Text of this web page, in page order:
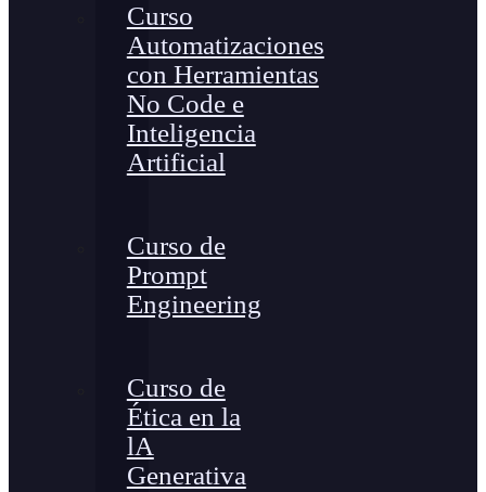
Curso
Automatizaciones
con Herramientas
No Code e
Inteligencia
Artificial
Curso de
Prompt
Engineering
Curso de
Ética en la
lA
Generativa